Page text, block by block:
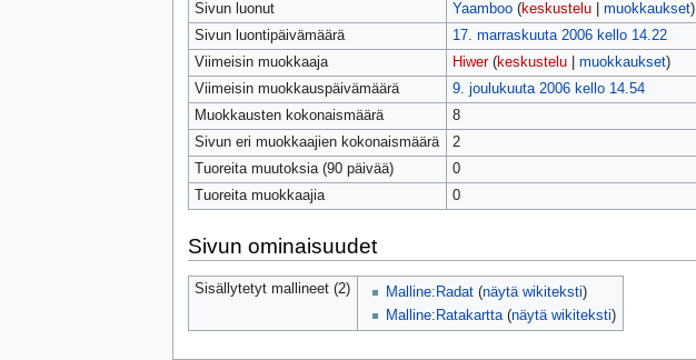
Sivun luonut Yaamboo (keskustelu| muokkaukset)
Sivun luontipäivämäärä
17. marraskuuta 2006 kello 14.22
Viimeisin muokkaaja
Hiwer (keskustelu| muokkaukset)
Viimeisin muokkauspäivämäärä
9. joulukuuta 2006 kello 14.54
Muokkausten kokonaismäärä
8
Sivun eri muokkaajien kokonaismäärä
2
Tuoreita muutoksia (90 päivää)
0
Tuoreita muokkaajia
0
Sivun ominaisuudet
Sisällytetyt mallineet (2) Malline:Radat (näytä wikiteksti)
Malline:Ratakartta (näytä wikiteksti)